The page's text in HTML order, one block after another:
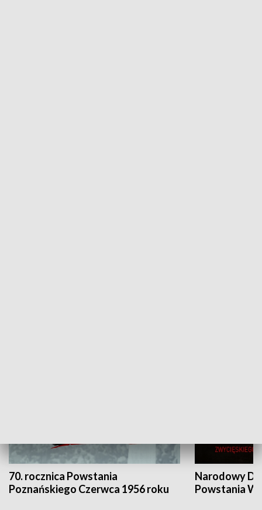
70. rocznica Powstania
Poznańskiego Czerwca 1956 roku
Narodowy
Powstania